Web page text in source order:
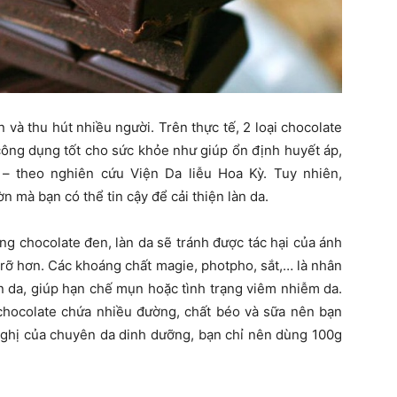
và thu hút nhiều người. Trên thực tế, 2 loại chocolate
dụng tốt cho sức khỏe như giúp ổn định huyết áp,
theo nghiên cứu Viện Da liễu Hoa Kỳ. Tuy nhiên,
mà bạn có thể tin cậy để cải thiện làn da.
chocolate đen, làn da sẽ tránh được tác hại của ánh
hơn. Các khoáng chất magie, photpho, sắt,… là nhân
giúp hạn chế mụn hoặc tình trạng viêm nhiễm da.
chứa nhiều đường, chất béo và sữa nên bạn
của chuyên da dinh dưỡng, bạn chỉ nên dùng 100g